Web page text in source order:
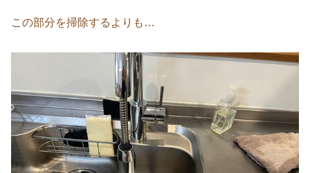
この部分を掃除するよりも…